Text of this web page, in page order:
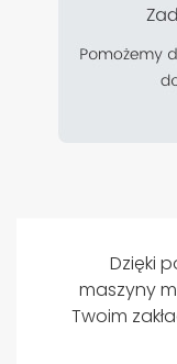
Dzięki
maszyny
Twoim